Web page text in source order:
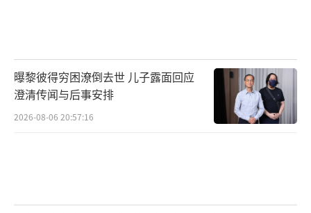
曝黎彼得穷困潦倒去世 儿子露面回应
澄清传闻与后事安排
2026-08-06 20:57:16